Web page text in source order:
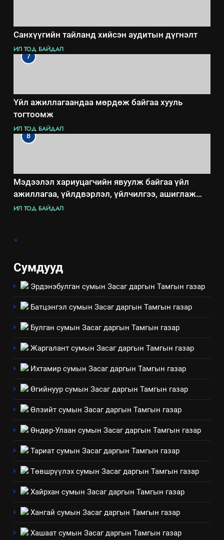
Санхүүгийн тайланд хийсэн аудитын дүгнэлт
ИЛ ТОД БАЙДАЛ
7
Үйл ажиллагаандаа мөрдөж байгаа хууль
тогтоомж
ИЛ ТОД БАЙДАЛ
8
Мэдээлэл хариуцагчийн явуулж байгаа үйл
ажиллагаа, үйлдвэрлэл, үйлчилгээ, ашиглаж
байгаа техник, технологийн хүн, мал, амьтны
ИЛ ТОД БАЙДАЛ
.
Сумдууд
Эрдэнэбулган сумын Засаг даргын Тамгын газар
Батцэнгэл сумын Засаг даргын Тамгын газар
Булган сумын Засаг даргын Тамгын газар
Жаргалант сумын Засаг даргын Тамгын газар
Ихтамир сумын Засаг даргын Тамгын газар
Өгийнуур сумын Засаг даргын Тамгын газар
Өлзийт сумын Засаг даргын Тамгын газар
Өндөр-Улаан сумын Засаг даргын Тамгын газар
Тариат сумын Засаг даргын Тамгын газар
Төвшрүүлэх сумын Засаг даргын Тамгын газар
Хайрхан сумын Засаг даргын Тамгын газар
Хангай сумын Засаг даргын Тамгын газар
Хашаат сумын Засаг даргын Тамгын газар